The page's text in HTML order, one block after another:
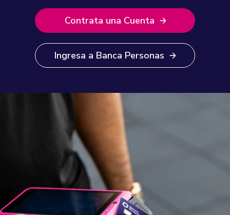
Contrata una Cuenta
Ingresa a Banca Personas